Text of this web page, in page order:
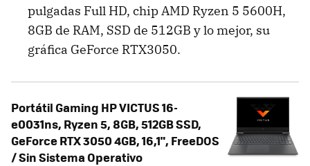
pulgadas Full HD, chip AMD Ryzen 5 5600H,
8GB de RAM, SSD de 512GB y lo mejor, su
gráfica GeForce RTX3050.
Portátil Gaming HP VICTUS 16-
e0031ns, Ryzen 5, 8GB, 512GB SSD,
GeForce RTX 3050 4GB, 16,1", FreeDOS
/ Sin Sistema Operativo